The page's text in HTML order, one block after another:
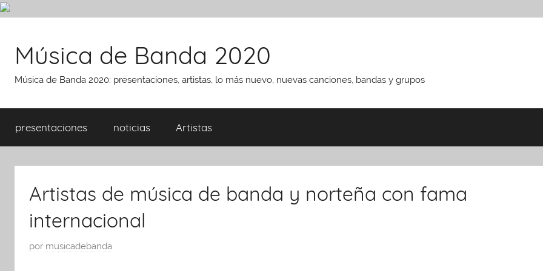
contenido
Música de Banda 2020
Música de Banda 2020: presentaciones, artistas, lo más nuevo, nuevas canciones, bandas y grupos
presentaciones noticias Artistas
Artistas de música de banda y norteña con fama
internacional
P
por musicadebanda